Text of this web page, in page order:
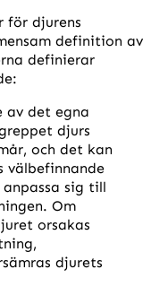
för djurens
definition av
definierar
av det egna
djurs
och det kan
välbefinnande
sig till
Om
orsakas
djurets